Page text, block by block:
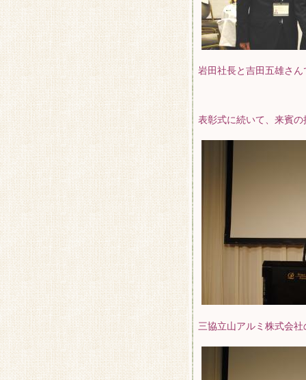
岩田社長と吉田五雄さん
表彰式に続いて、来賓の
三協立山アルミ株式会